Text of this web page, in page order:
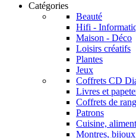
Catégories
Beauté
Hifi -
Maison - Déco
Loisirs créatifs
Plantes
Jeux
Coffrets CD
Livres et
Coffrets de
Patrons
Cuisine,
Montres, bijoux